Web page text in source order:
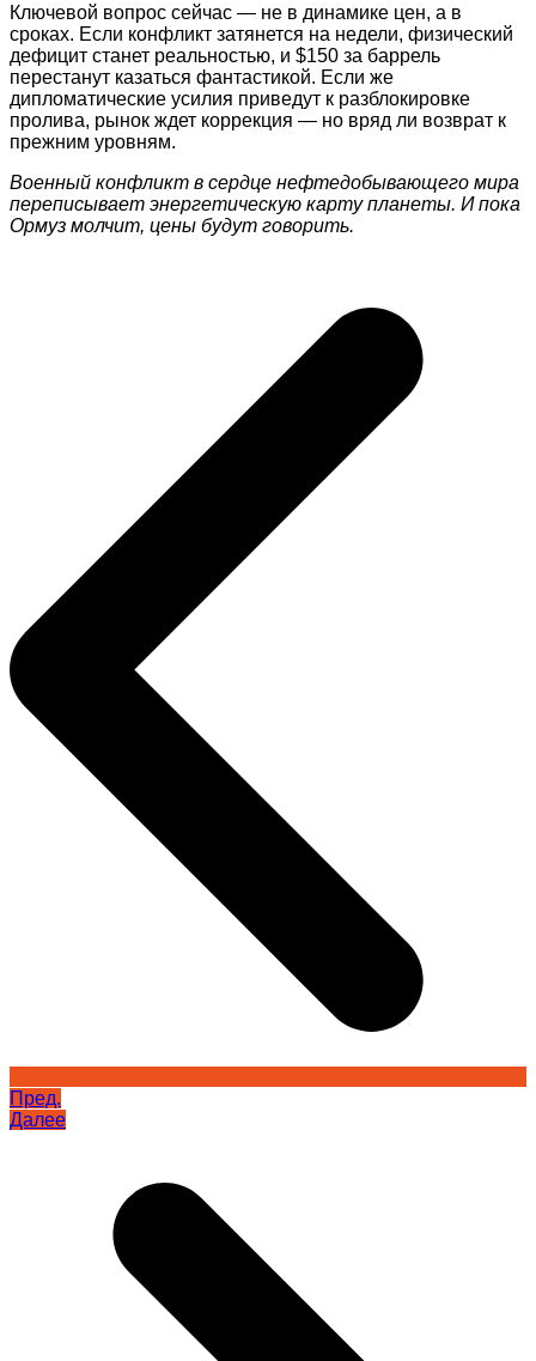
Ключевой вопрос сейчас — не в динамике цен, а в
сроках. Если конфликт затянется на недели, физический
дефицит станет реальностью, и $150 за баррель
перестанут казаться фантастикой. Если же
дипломатические усилия приведут к разблокировке
пролива, рынок ждет коррекция — но вряд ли возврат к
прежним уровням.
Военный конфликт в сердце нефтедобывающего мира
переписывает энергетическую карту планеты. И пока
Ормуз молчит, цены будут говорить.
Пред.
Далее